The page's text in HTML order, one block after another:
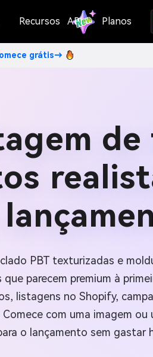
Recursos API Planos
grátis→
PBT texturizadas e
parecem premium à
listagens no Shopify,
com uma imagem
o lançamento sem gastar